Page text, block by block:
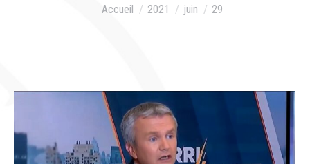
Vous êtes ici :
Accueil 2021 juin 29